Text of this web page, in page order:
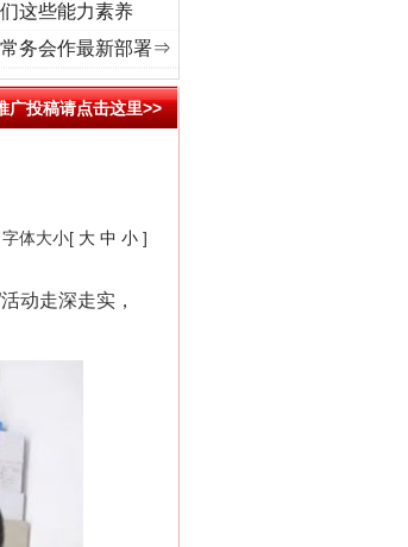
转折之城”激荡..·[视频]
这些能力素养
务会作最新部署⇒
广投稿请点击这里>>
字体大小[ 大 中 小 ]
动走深走实，